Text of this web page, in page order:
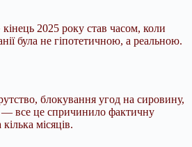
2025 року став часом, коли
була не гіпотетичною, а реальною.
блокування угод на сировину,
— все це спричинило фактичну
місяців.